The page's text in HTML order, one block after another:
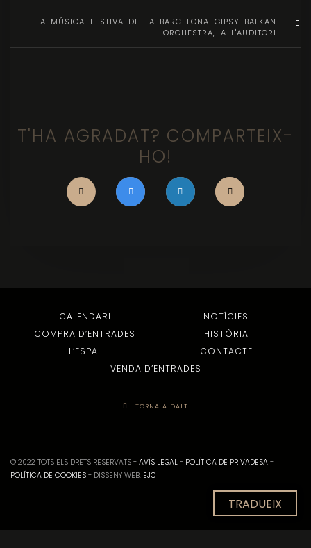
LA MÚSICA FESTIVA DE LA BARCELONA GIPSY BALKAN
ORCHESTRA, A L'AUDITORI
T'HA AGRADAT? COMPARTEIX-
HO!
CALENDARI
NOTÍCIES
COMPRA D’ENTRADES
HISTÒRIA
L’ESPAI
CONTACTE
VENDA D’ENTRADES
TORNA A DALT
© 2022 TOTS ELS DRETS RESERVATS - AVÍS LEGAL - POLÍTICA DE PRIVADESA -
POLÍTICA DE COOKIES - DISSENY WEB: EJC
TRADUEIX